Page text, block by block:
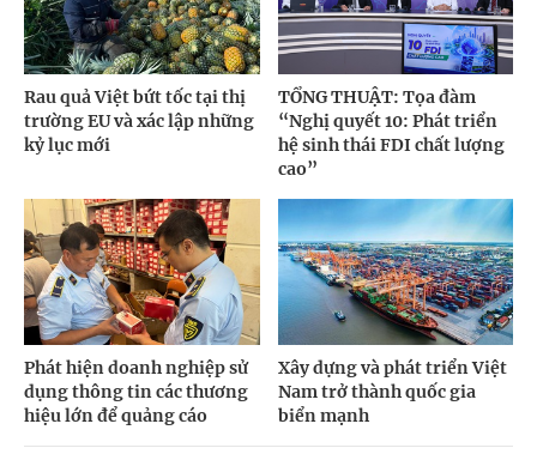
Rau quả Việt bứt tốc tại thị
trường EU và xác lập những
kỷ lục mới
TỔNG THUẬT: Tọa đàm
“Nghị quyết 10: Phát triển
hệ sinh thái FDI chất lượng
cao”
Phát hiện doanh nghiệp sử
dụng thông tin các thương
hiệu lớn để quảng cáo
Xây dựng và phát triển Việt
Nam trở thành quốc gia
biển mạnh